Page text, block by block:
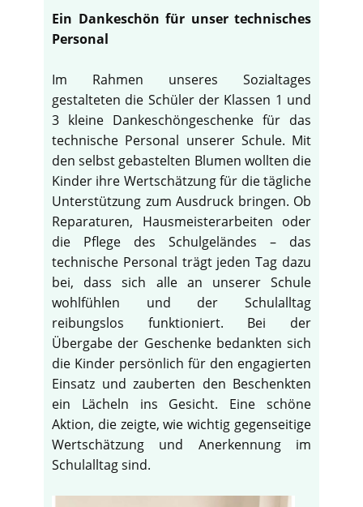
Ein Dankeschön für unser technisches
Personal
Im Rahmen unseres Sozialtages
gestalteten die Schüler der Klassen 1 und
3 kleine Dankeschöngeschenke für das
technische Personal unserer Schule. Mit
den selbst gebastelten Blumen wollten die
Kinder ihre Wertschätzung für die tägliche
Unterstützung zum Ausdruck bringen. Ob
Reparaturen, Hausmeisterarbeiten oder
die Pflege des Schulgeländes – das
technische Personal trägt jeden Tag dazu
bei, dass sich alle an unserer Schule
wohlfühlen und der Schulalltag
reibungslos funktioniert. Bei der
Übergabe der Geschenke bedankten sich
die Kinder persönlich für den engagierten
Einsatz und zauberten den Beschenkten
ein Lächeln ins Gesicht. Eine schöne
Aktion, die zeigte, wie wichtig gegenseitige
Wertschätzung und Anerkennung im
Schulalltag sind.